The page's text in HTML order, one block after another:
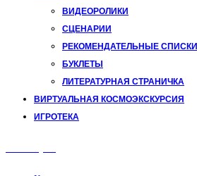
ВИДЕОРОЛИКИ
СЦЕНАРИИ
РЕКОМЕНДАТЕЛЬНЫЕ СПИСКИ
БУКЛЕТЫ
ЛИТЕРАТУРНАЯ СТРАНИЧКА
ВИРТУАЛЬНАЯ КОСМОЭКСКУРСИЯ
ИГРОТЕКА